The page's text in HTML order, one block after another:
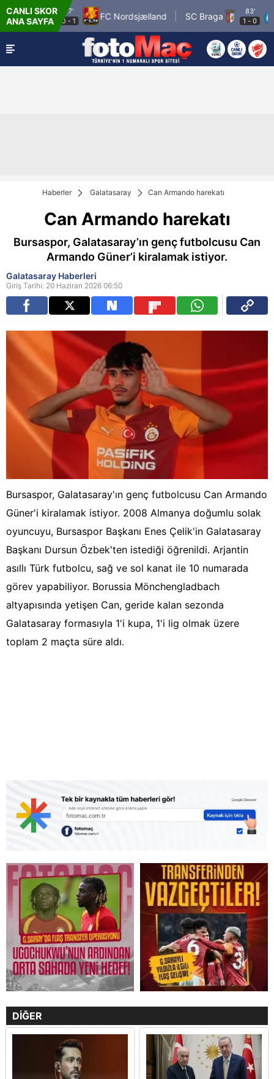
CANLI SKOR
ANA SAYFA
77'
0- 1 FC Nordsjælland SC Braga
83'
1- 0
Haberler Galatasaray Can Armando harekatı
Can Armando harekatı
Bursaspor, Galatasaray’ın genç futbolcusu Can
Armando Güner’i kiralamak istiyor.
Galatasaray Haberleri
Giriş Tarihi: 20 Haziran 2026 06:50
Bursaspor, Galatasaray'ın genç futbolcusu Can Armando
Güner'i kiralamak istiyor. 2008 Almanya doğumlu solak
oyuncuyu, Bursaspor Başkanı Enes Çelik'in Galatasaray
Başkanı Dursun Özbek'ten istediği öğrenildi. Arjantin
asıllı Türk futbolcu, sağ ve sol kanat ile 10 numarada
görev yapabiliyor. Borussia Mönchengladbach
altyapısında yetişen Can, geride kalan sezonda
Galatasaray formasıyla 1'i kupa, 1'i lig olmak üzere
toplam 2 maçta süre aldı.
DİĞER